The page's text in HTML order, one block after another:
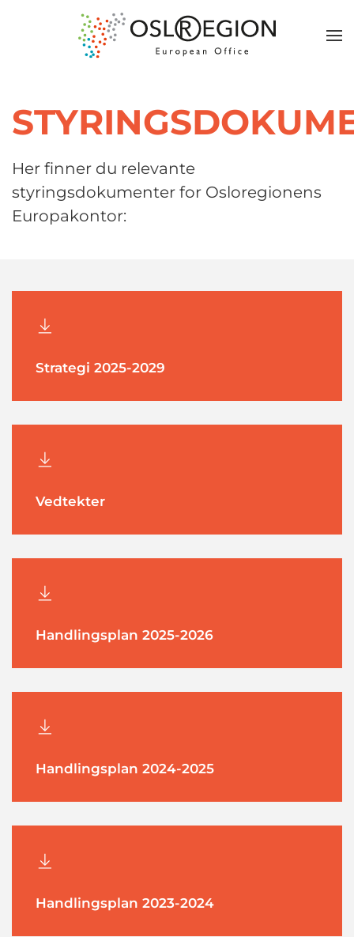
Her finner du relevante
styringsdokumenter for Osloregionens
Europakontor:
Strategi 2025-2029
Vedtekter
Handlingsplan 2025-2026
Handlingsplan 2024-2025
Handlingsplan 2023-2024